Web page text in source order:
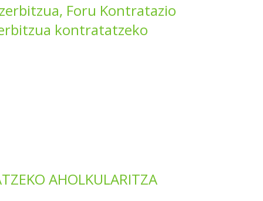
Foru Kontratazio
kontratatzeko
AHOLKULARITZA